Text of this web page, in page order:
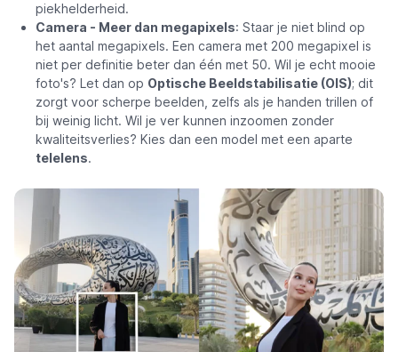
piekhelderheid.
Camera - Meer dan megapixels: Staar je niet blind op
het aantal megapixels. Een camera met 200 megapixel is
niet per definitie beter dan één met 50. Wil je echt mooie
foto's? Let dan op Optische Beeldstabilisatie (OIS); dit
zorgt voor scherpe beelden, zelfs als je handen trillen of
bij weinig licht. Wil je ver kunnen inzoomen zonder
kwaliteitsverlies? Kies dan een model met een aparte
telelens.